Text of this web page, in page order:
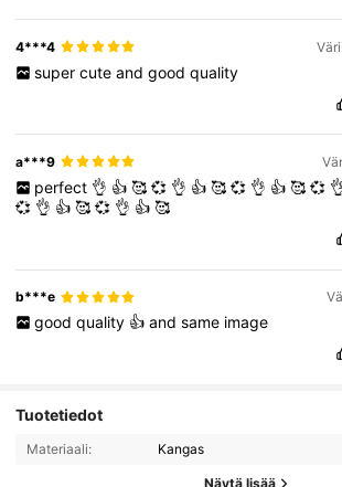
4***4
super cute and good quality
a***9
perfect 👌 👍 🥰 💞 👌 👍 🥰 💞 👌 👍 🥰 💞
💞 👌 👍🥰💞 👌 👍🥰
b***e
good quality 👍 and same image
Tuotetiedot
Materiaali: Kangas
Näytä lisää